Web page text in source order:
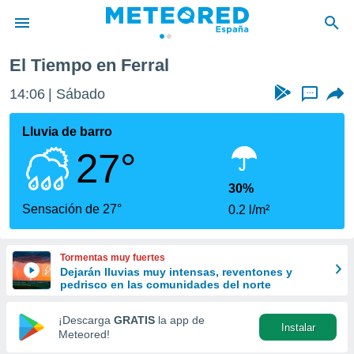
de
por
se
calidad.
a este
las
y
forma
digital
basada
El Tiempo en Ferral
14:06 Sábado ...
Lluvia de barro
27°
Sensación de 27°
30%
0.2 l/m²
Tormentas muy fuertes
Dejarán lluvias muy intensas, reventones y
pedrisco en las comunidades del norte
¡Descarga GRATIS la app de
Meteored!
Instalar